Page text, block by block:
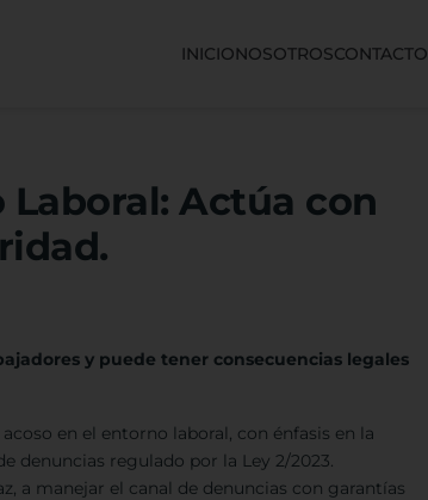
INICIONOSOTROSCONTACTO
Actúa con
y puede tener consecuencias legales
en el entorno laboral, con énfasis en la
denuncias regulado por la Ley 2/2023.
a manejar el canal de denuncias con garantías